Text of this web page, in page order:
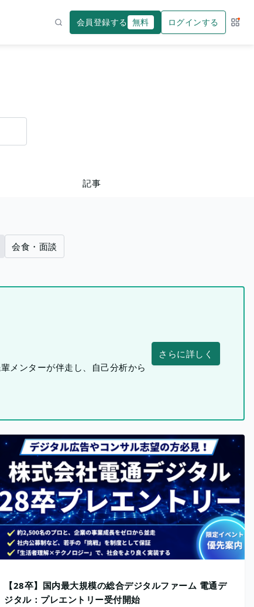
会員登録する 無料 ログインする サー
記事
会食・面談
メンターが伴走し、自己分析から
さらに詳しく
【28卒】国内最大規模の総合デジタルファーム 電通デ
ジタル：プレエントリー受付開始